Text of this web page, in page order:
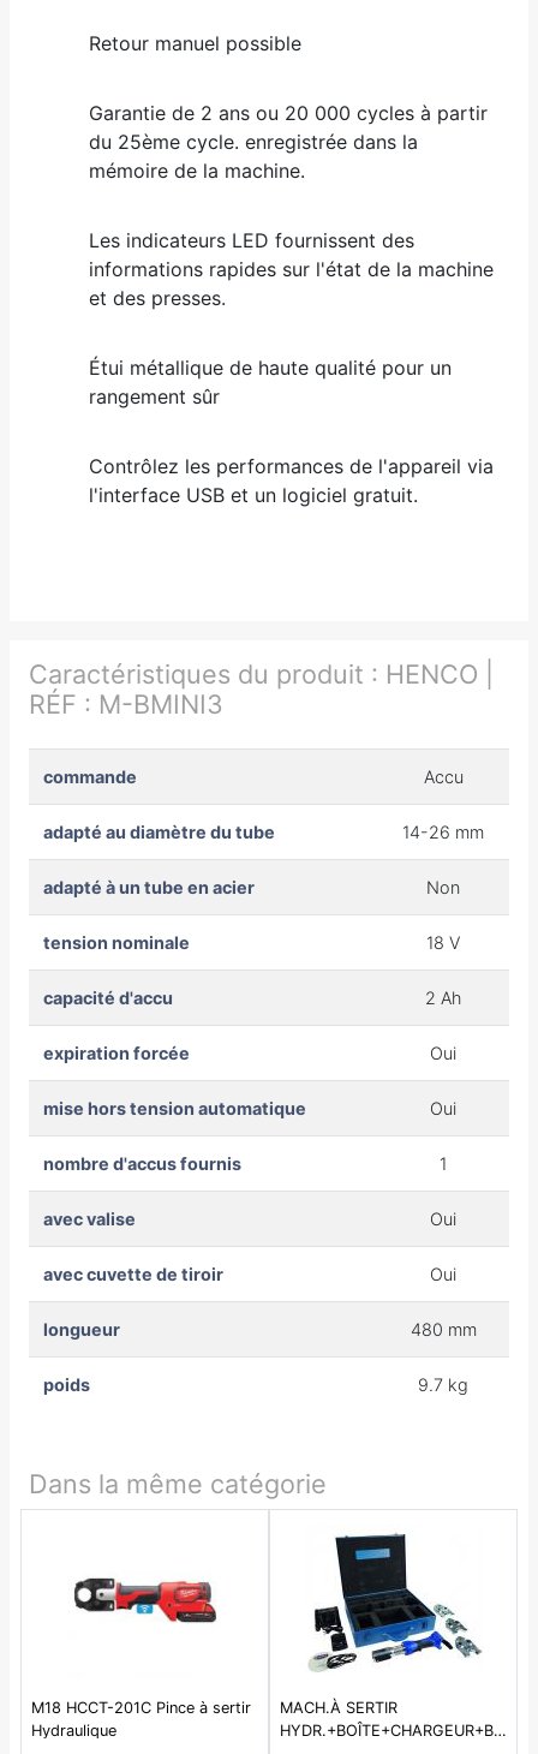
Retour manuel possible
Garantie de 2 ans ou 20 000 cycles à partir
du 25ème cycle. enregistrée dans la
mémoire de la machine.
Les indicateurs LED fournissent des
informations rapides sur l'état de la machine
et des presses.
Étui métallique de haute qualité pour un
rangement sûr
Contrôlez les performances de l'appareil via
l'interface USB et un logiciel gratuit.
Caractéristiques du produit : HENCO |
RÉF : M-BMINI3
commande Accu
adapté au diamètre du tube 14-26 mm
adapté à un tube en acier Non
tension nominale 18 V
capacité d'accu 2 Ah
expiration forcée Oui
mise hors tension automatique Oui
nombre d'accus fournis 1
avec valise Oui
avec cuvette de tiroir Oui
longueur 480 mm
poids 9.7 kg
Dans la même catégorie
M18 HCCT-201C Pince à sertir
Hydraulique
MACH.À SERTIR